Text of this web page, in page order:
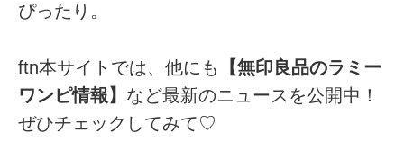
ぴったり。
ftn本サイトでは、他にも
【無印良品のラミー
ワンピ情報】 など最新のニュースを公開中！
ぜひチェックしてみて♡